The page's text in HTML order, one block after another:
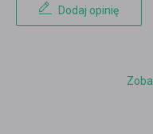
Dodaj opinię